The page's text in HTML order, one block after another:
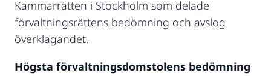
Kammarrätten i Stockholm som delade
förvaltningsrättens bedömning och avslog
överklagandet.
Högsta förvaltningsdomstolens bedömning